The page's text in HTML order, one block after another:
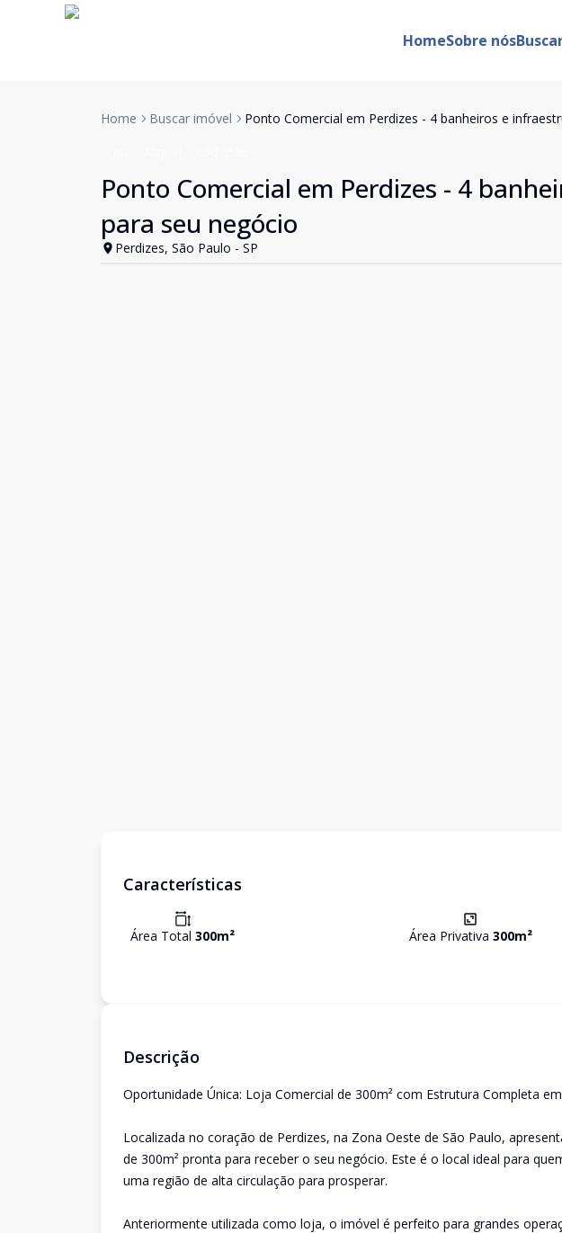
HomeSobre nós
Home Buscar imóvel Ponto Comercial em Perdizes - 4 banheiros e
Ponto Comercial em Perdizes - 4
para seu negócio
Perdizes, São Paulo - SP
Características
Área Total 300m² Área Privativa 300m²
Descrição
Oportunidade Única: Loja Comercial de 300m² com Estrutura Completa
Localizada no coração de Perdizes, na Zona Oeste de São Paulo,
de 300m² pronta para receber o seu negócio. Este é o local ideal para
uma região de alta circulação para prosperar.
Anteriormente utilizada como loja, o imóvel é perfeito para grandes